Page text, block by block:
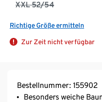
XXL 52/54
Richtige Größe ermitteln
Zur Zeit nicht verfügbar
Bestellnummer: 155902
Besonders weiche